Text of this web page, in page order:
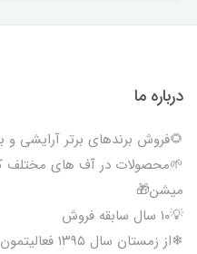
درباره ما
🌻فروش برندهای برتر آرایشی و
🌱محصولات در آف های مختلف
میشن🎁
💡۱۰ سال سابقه فروش
❄از زمستان